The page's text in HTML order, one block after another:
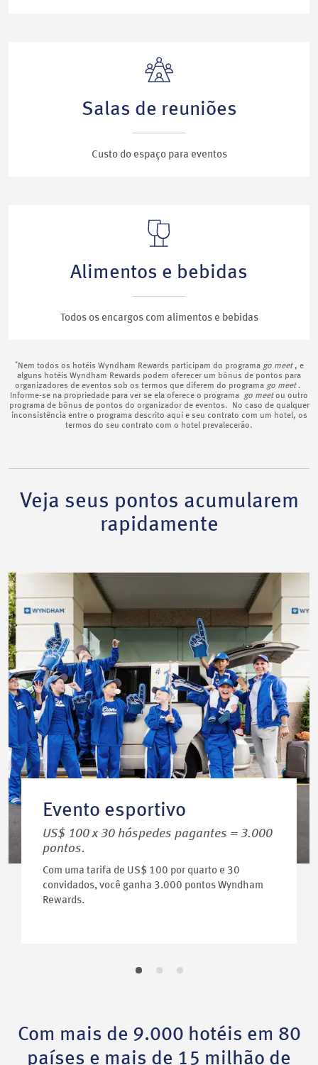
Salas de reuniões
Custo do espaço para eventos
Alimentos e bebidas
Todos os encargos com alimentos e bebidas
* Nem todos os hotéis Wyndham Rewards participam do programa go meet, e
alguns hotéis Wyndham Rewards podem oferecer um bônus de pontos para
organizadores de eventos sob os termos que diferem do programa go meet.
Informe-se na propriedade para ver se ela oferece o programa go meetou outro
programa de bônus de pontos do organizador de eventos. No caso de qualquer
inconsistência entre o programa descrito aqui e seu contrato com um hotel, os
termos do seu contrato com o hotel prevalecerão.
Veja seus pontos acumularem
rapidamente
Evento esportivo
US$ 100 x 30 hóspedes pagantes = 3.000
pontos.
Com uma tarifa de US$ 100 por quarto e 30
convidados, você ganha 3.000 pontos Wyndham
Rewards.
Com mais de 9.000 hotéis em 80
países e mais de 15 milhão de